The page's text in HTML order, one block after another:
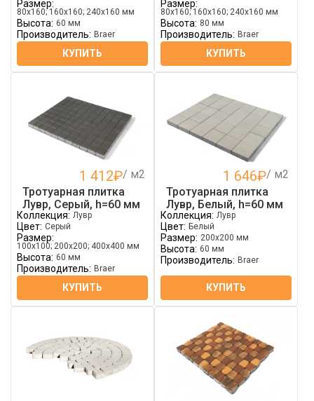
Размер:
80х160; 160х160; 240х160 мм
Высота: 60 мм
Производитель: Braer
КУПИТЬ
Размер:
80х160; 160х160; 240х160 мм
Высота: 80 мм
Производитель: Braer
КУПИТЬ
1 412₽/ м2
Тротуарная плитка
Лувр, Серый, h=60 мм
Коллекция: Лувр
Цвет: Серый
Размер:
100х100; 200х200; 400х400 мм
Высота: 60 мм
Производитель: Braer
КУПИТЬ
1 646₽/ м2
Тротуарная плитка
Лувр, Белый, h=60 мм
Коллекция: Лувр
Цвет: Белый
Размер: 200х200 мм
Высота: 60 мм
Производитель: Braer
КУПИТЬ